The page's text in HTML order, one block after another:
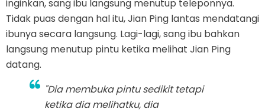
inginkan, sang ibu langsung menutup teleponnya.
Tidak puas dengan hal itu, Jian Ping lantas mendatangi
ibunya secara langsung. Lagi-lagi, sang ibu bahkan
langsung menutup pintu ketika melihat Jian Ping
datang.
"Dia membuka pintu sedikit tetapi
ketika dia melihatku, dia